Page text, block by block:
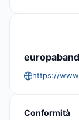
europaband
https://
Conformità